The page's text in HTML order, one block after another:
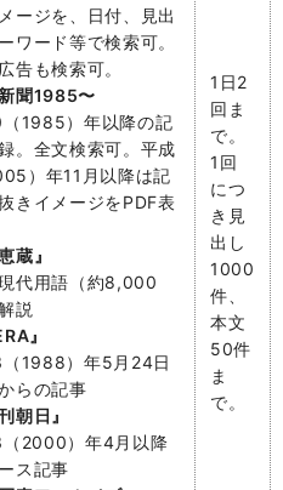
ージを、日付、見出
ワード等で検索可。
告も検索可。
聞1985〜
1985）年以降の記
。全文検索可。平成
）年11月以降は記
きイメージをPDF表
蔵』
代用語（約8,000
説
』
1988）年5月24日
らの記事
朝日』
2000）年4月以降
ス記事
1日2
回ま
で。
1回
につ
き見
出し
1000
件、
本文
50件
ま
で。